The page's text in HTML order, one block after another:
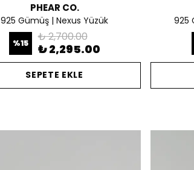
PHEAR CO.
925 Gümüş | Nexus Yüzük
%15 ₺ 2,700.00
₺ 2,295.00
SEPETE EKLE
925